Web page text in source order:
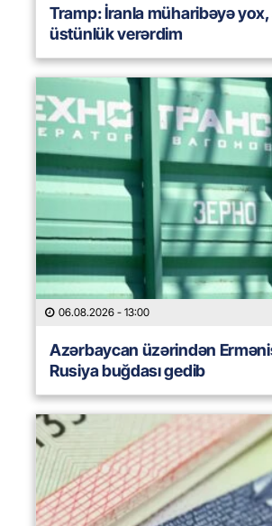
Tramp: İranla müharibəyə
üstünlük verərdim
06.08.2026 - 13:00
Azərbaycan üzərindən
Rusiya buğdası gedib